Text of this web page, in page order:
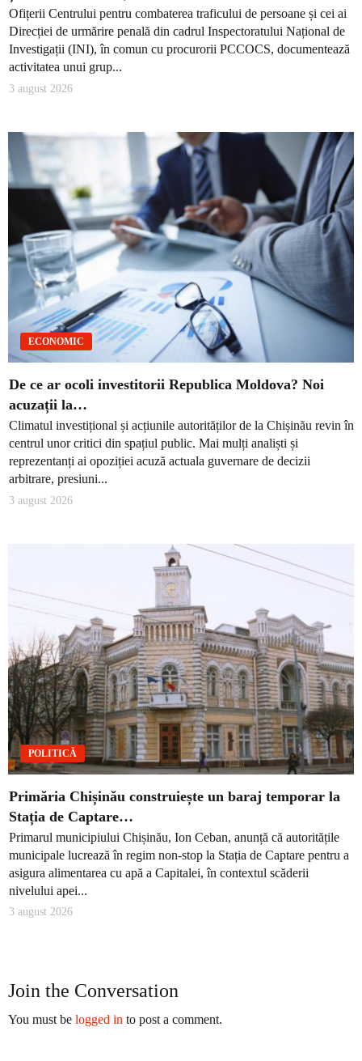
Ofițerii Centrului pentru combaterea traficului de persoane și cei ai
Direcției de urmărire penală din cadrul Inspectoratului Național de
Investigații (INI), în comun cu procurorii PCCOCS, documentează
activitatea unui grup...
3 august 2026
ECONOMIC
De ce ar ocoli investitorii Republica Moldova? Noi
acuzații la…
Climatul investițional și acțiunile autorităților de la Chișinău revin în
centrul unor critici din spațiul public. Mai mulți analiști și
reprezentanți ai opoziției acuză actuala guvernare de decizii
arbitrare, presiuni...
3 august 2026
POLITICĂ
Primăria Chișinău construiește un baraj temporar la
Stația de Captare…
Primarul municipiului Chișinău, Ion Ceban, anunță că autoritățile
municipale lucrează în regim non-stop la Stația de Captare pentru a
asigura alimentarea cu apă a Capitalei, în contextul scăderii
nivelului apei...
3 august 2026
Join the Conversation
You must be logged in to post a comment.